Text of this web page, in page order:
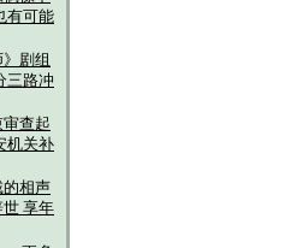
有可能
剧组
三路冲
查起
机关补
的相声
享年